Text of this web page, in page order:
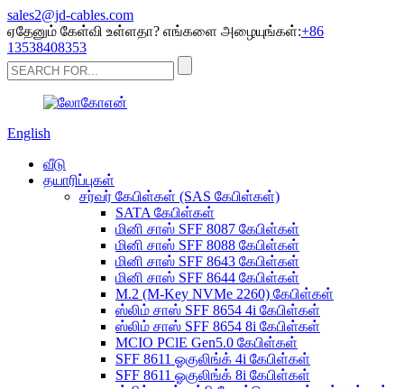
sales2@jd-cables.com
ஏதேனும் கேள்வி உள்ளதா? எங்களை அழையுங்கள்:+86
13538408353
English
வீடு
தயாரிப்புகள்
சர்வர் கேபிள்கள் (SAS கேபிள்கள்)
SATA கேபிள்கள்
மினி சாஸ் SFF 8087 கேபிள்கள்
மினி சாஸ் SFF 8088 கேபிள்கள்
மினி சாஸ் SFF 8643 கேபிள்கள்
மினி சாஸ் SFF 8644 கேபிள்கள்
M.2 (M-Key NVMe 2260) கேபிள்கள்
ஸ்லிம் சாஸ் SFF 8654 4i கேபிள்கள்
ஸ்லிம் சாஸ் SFF 8654 8i கேபிள்கள்
MCIO PClE Gen5.0 கேபிள்கள்
SFF 8611 ஓகுலிங்க் 4i கேபிள்கள்
SFF 8611 ஓகுலிங்க் 8i கேபிள்கள்